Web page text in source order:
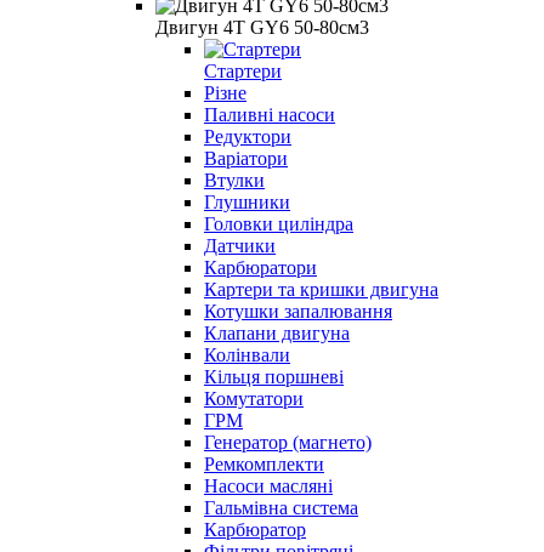
Двигун 4Т GY6 50-80см3
Стартери
Різне
Паливні насоси
Редуктори
Варіатори
Втулки
Глушники
Головки циліндра
Датчики
Карбюратори
Картери та кришки двигуна
Котушки запалювання
Клапани двигуна
Колінвали
Кільця поршневі
Комутатори
ГРМ
Генератор (магнето)
Ремкомплекти
Насоси масляні
Гальмівна система
Карбюратор